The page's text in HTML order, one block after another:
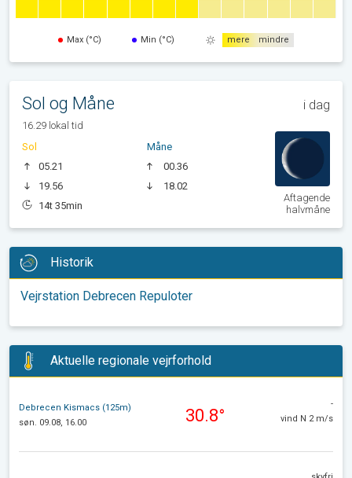
Max (°C) Min (°C) mere mindre
Sol og Måne i dag
16.29 lokal tid
Sol
05.21
19.56
14t 35min
Måne
00.36
18.02
Aftagende
halvmåne
Historik
Vejrstation Debrecen Repuloter
Aktuelle regionale vejrforhold
Debrecen Kismacs (125m)
søn. 09.08, 16.00
30.8°
-
vind N 2 m/s